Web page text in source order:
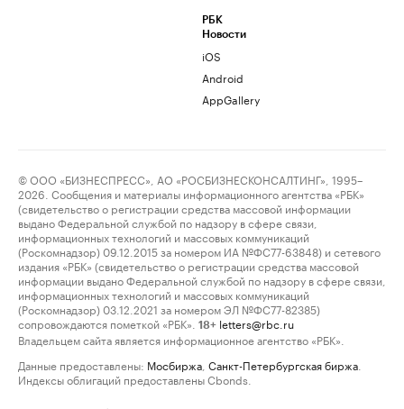
РБК
Новости
iOS
Android
AppGallery
© ООО «БИЗНЕСПРЕСС», АО «РОСБИЗНЕСКОНСАЛТИНГ», 1995–
2026. Сообщения и материалы информационного агентства «РБК»
(свидетельство о регистрации средства массовой информации
выдано Федеральной службой по надзору в сфере связи,
информационных технологий и массовых коммуникаций
(Роскомнадзор) 09.12.2015 за номером ИА №ФС77-63848) и сетевого
издания «РБК» (свидетельство о регистрации средства массовой
информации выдано Федеральной службой по надзору в сфере связи,
информационных технологий и массовых коммуникаций
(Роскомнадзор) 03.12.2021 за номером ЭЛ №ФС77-82385)
сопровождаются пометкой «РБК».
18+ letters@rbc.ru
Владельцем сайта является информационное агентство «РБК».
Данные предоставлены: Мосбиржа Санкт-Петербургская биржа
Индексы облигаций предоставлены Cbonds.